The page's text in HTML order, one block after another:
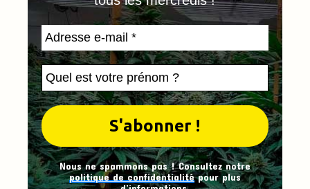
Nous ne spammons pas ! Consultez notre
politique de confidentialitépour plus